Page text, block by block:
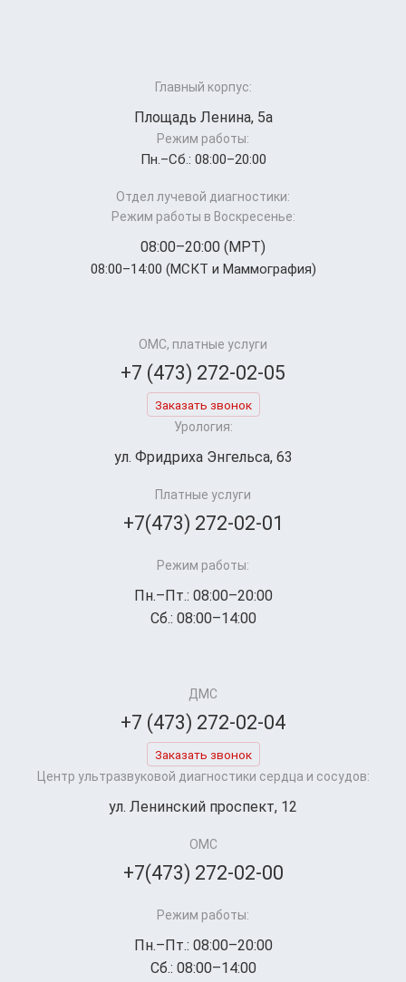
Главный корпус:
Площадь Ленина, 5а
Режим работы:
Пн.–Cб.: 08:00–20:00
Отдел лучевой диагностики:
Режим работы в Воскресенье:
08:00–20:00 (МРТ)
08:00–14:00 (МСКТ и Маммография)
ОМС, платные услуги
+7 (473) 272-02-05
Заказать звонок
Урология:
ул. Фридриха Энгельса, 63
Платные услуги
+7(473) 272-02-01
Режим работы:
Пн.–Пт.: 08:00–20:00
Сб.: 08:00–14:00
ДМС
+7 (473) 272-02-04
Заказать звонок
Центр ультразвуковой диагностики сердца и сосудов:
ул. Ленинский проспект, 12
ОМС
+7(473) 272-02-00
Режим работы:
Пн.–Пт.: 08:00–20:00
Сб.: 08:00–14:00